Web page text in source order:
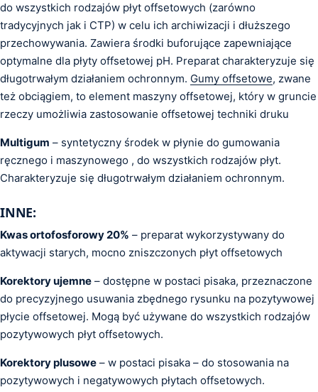
do wszystkich rodzajów płyt offsetowych (zarówno
tradycyjnych jak i CTP) w celu ich archiwizacji i dłuższego
przechowywania. Zawiera środki buforujące zapewniające
optymalne dla płyty offsetowej pH. Preparat charakteryzuje się
długotrwałym działaniem ochronnym. Gumy offsetowe, zwane
też obciągiem, to element maszyny offsetowej, który w gruncie
rzeczy umożliwia zastosowanie offsetowej techniki druku
Multigum – syntetyczny środek w płynie do gumowania
ręcznego i maszynowego , do wszystkich rodzajów płyt.
Charakteryzuje się długotrwałym działaniem ochronnym.
INNE:
Kwas ortofosforowy 20% – preparat wykorzystywany do
aktywacji starych, mocno zniszczonych płyt offsetowych
Korektory ujemne – dostępne w postaci pisaka, przeznaczone
do precyzyjnego usuwania zbędnego rysunku na pozytywowej
płycie offsetowej. Mogą być używane do wszystkich rodzajów
pozytywowych płyt offsetowych.
Korektory plusowe – w postaci pisaka – do stosowania na
pozytywowych i negatywowych płytach offsetowych.